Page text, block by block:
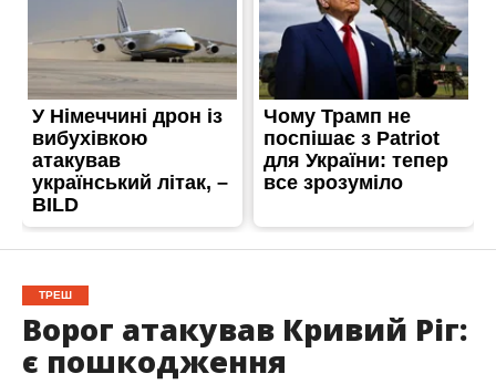
ТРЕШ
Ворог атакував Кривий Ріг:
є пошкодження